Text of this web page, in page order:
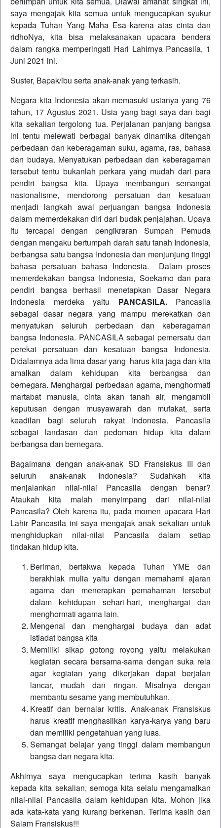
saya mengajak kita semua untuk mengucapkan syukur
kepada Tuhan Yang Maha Esa karena atas cinta dan
ridhoNya, kita bisa melaksanakan upacara bendera
dalam rangka memperingati Hari Lahirnya Pancasila, 1
Juni 2021 ini.
Suster, Bapak/ibu serta anak-anak yang terkasih.
Negara kita Indonesia akan memasuki usianya yang 76
tahun, 17 Agustus 2021. Usia yang bagi saya dan bagi
kita sekalian tergolong tua. Perjalanan panjang bangsa
ini tentu melewati berbagai banyak dinamika ditengah
perbedaan dan keberagaman suku, agama, ras, bahasa
dan budaya. Menyatukan perbedaan dan keberagaman
tersebut tentu bukanlah perkara yang mudah dari para
pendiri bangsa kita. Upaya membangun semangat
nasionalisme, mendorong persatuan dan kesatuan
menjadi langkah awal perjuangan bangsa Indonesia
dalam memerdekakan diri dari budak penjajahan. Upaya
itu tercapai dengan pengikraran Sumpah Pemuda
dengan mengaku bertumpah darah satu tanah Indonesia,
berbangsa satu bangsa Indonesia dan menjunjung tinggi
bahasa persatuan bahasa Indonesia. Dalam proses
memerdekakan bangsa Indonesia, Soekarno dan para
pendiri bangsa berhasil menetapkan Dasar Negara
Indonesia merdeka yaitu PANCASILA.Pancasila
sebagai dasar negara yang mampu merekatkan dan
menyatukan seluruh perbedaan dan keberagaman
bangsa Indonesia. PANCASILA sebagai pemersatu dan
perekat persatuan dan kesatuan bangsa Indonesia.
Didalamnya ada lima dasar yang harus kita jaga dan kita
amalkan dalam kehidupan kita berbangsa dan
bernegara. Menghargai perbedaan agama, menghormati
martabat manusia, cinta akan tanah air, mengambil
keputusan dengan musyawarah dan mufakat, serta
keadilan bagi seluruh rakyat Indonesia. Pancasila
sebagai landasan dan pedoman hidup kita dalam
berbangsa dan bernegara.
Bagaimana dengan anak-anak SD Fransiskus III dan
seluruh anak-anak Indonesia? Sudahkah kita
menjalankan nilai-nilai Pancasila dengan benar?
Ataukah kita malah menyimpang dari nilai-nilai
Pancasila? Oleh karena itu, pada momen upacara Hari
Lahir Pancasila ini saya mengajak anak sekalian untuk
menghidupkan nilai-nilai Pancasila dalam setiap
tindakan hidup kita.
Beriman, bertakwa kepada Tuhan YME dan
berakhlak mulia yaitu dengan memahami ajaran
agama dan menerapkan pemahaman tersebut
dalam kehidupan sehari-hari, menghargai dan
menghormati agama lain.
Mengenal dan menghargai budaya dan adat
istiadat bangsa kita
Memiliki sikap gotong royong yaitu melakukan
kegiatan secara bersama-sama dengan suka rela
agar kegiatan yang dikerjakan dapat berjalan
lancar, mudah dan ringan. Misalnya dengan
membantu sesame yang membutuhkan.
Kreatif dan bernalar kritis. Anak-anak Fransiskus
harus kreatif menghasilkan karya-karya yang baru
dan memiliki pengetahuan yang luas.
Semangat belajar yang tinggi dalam membangun
bangsa dan negara kita.
Akhirnya saya mengucapkan terima kasih banyak
kepada kita sekalian, semoga kita selalu mengamalkan
nilai-nilai Pancasila dalam kehidupan kita. Mohon jika
ada kata-kata yang kurang berkenan. Terima kasih dan
Salam Fransiskus!!!